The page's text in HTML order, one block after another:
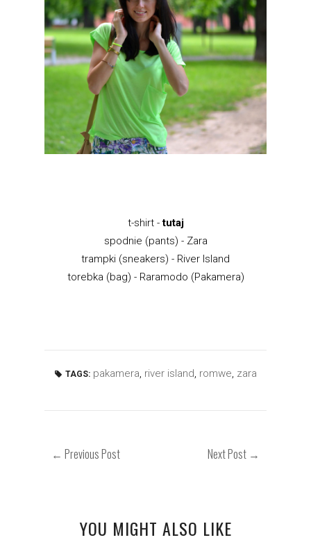
t-shirt -tutaj
spodnie (pants) - Zara
trampki (sneakers) - River Island
torebka (bag) - Raramodo (Pakamera)
TAGS: pakamera, river island, romwe, zara
← Previous Post Next Post →
YOU MIGHT ALSO LIKE